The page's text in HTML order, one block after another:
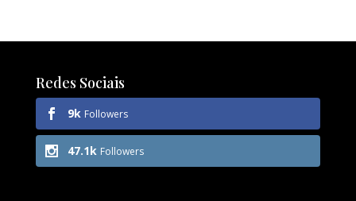
Redes Sociais
9k Followers
47.1k Followers